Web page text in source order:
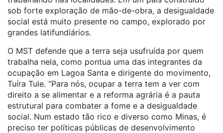
sob forte exploração de mão-de-obra, a desigualdade
social está muito presente no campo, explorado por
grandes latifundiários.
O MST defende que a terra seja usufruída por quem
trabalha nela, como pontua uma das integrantes da
ocupação em Lagoa Santa e dirigente do movimento,
Tuíra Tule. “Para nós, ocupar a terra tem a ver com
direito a se alimentar e a reforma agrária é a pauta
estrutural para combater a fome e a desigualdade
social. Num estado tão rico e diverso como Minas, é
preciso ter políticas públicas de desenvolvimento